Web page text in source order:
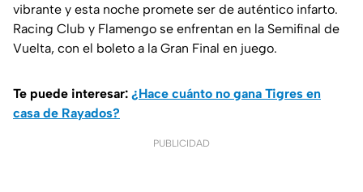
vibrante y esta noche promete ser de auténtico infarto.
Racing Club y Flamengo se enfrentan en la Semifinal de
Vuelta, con el boleto a la Gran Final en juego.
Te puede interesar: ¿Hace cuánto no gana Tigres en
casa de Rayados?
PUBLICIDAD